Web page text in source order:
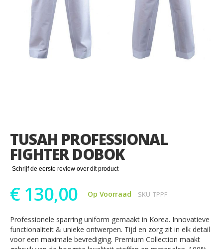
TUSAH PROFESSIONAL
FIGHTER DOBOK
Schrijf de eerste review over dit product
€ 130,00 Op Voorraad SKU TPPF
Professionele sparring uniform gemaakt in Korea. Innovatieve
functionaliteit & unieke ontwerpen. Tijd en zorg zit in elk detail
voor een maximale bevrediging. Premium Collection maakt
begin
van
de
afbeeldingen-